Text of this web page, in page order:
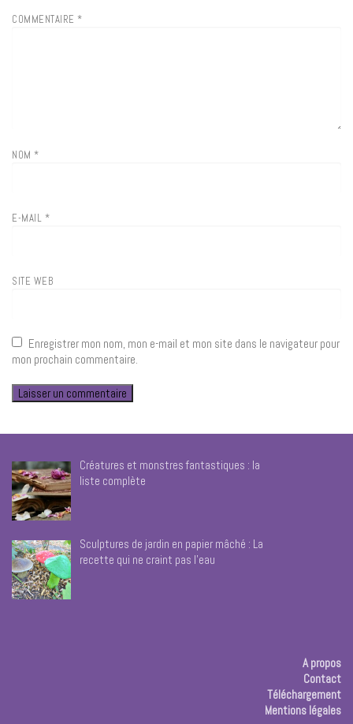
COMMENTAIRE *
NOM *
E-MAIL *
SITE WEB
Enregistrer mon nom, mon e-mail et mon site dans le navigateur pour
mon prochain commentaire.
Créatures et monstres fantastiques : la
liste complète
Sculptures de jardin en papier mâché : La
recette qui ne craint pas l’eau
A propos
Contact
Téléchargement
Mentions légales